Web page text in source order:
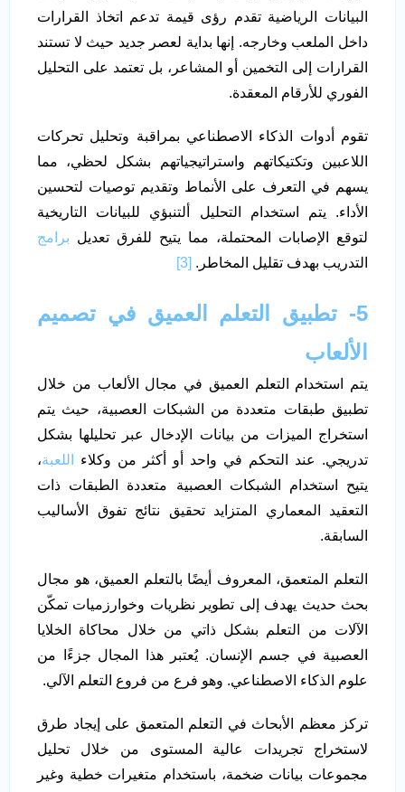
البيانات الرياضية تقدم رؤى قيمة تدعم اتخاذ القرارات
داخل الملعب وخارجه. إنها بداية لعصر جديد حيث لا تستند
القرارات إلى التخمين أو المشاعر، بل تعتمد على التحليل
الفوري للأرقام المعقدة.
تقوم أدوات الذكاء الاصطناعي بمراقبة وتحليل تحركات
اللاعبين وتكتيكاتهم واستراتيجياتهم بشكل لحظي، مما
يسهم في التعرف على الأنماط وتقديم توصيات لتحسين
الأداء. يتم استخدام التحليل ألتنبؤي للبيانات التاريخية
لتوقع الإصابات المحتملة، مما يتيح للفرق تعديل برامج
التدريب بهدف تقليل المخاطر. [3]
5- تطبيق التعلم العميق في تصميم
الألعاب
يتم استخدام التعلم العميق في مجال الألعاب من خلال
تطبيق طبقات متعددة من الشبكات العصبية، حيث يتم
استخراج الميزات من بيانات الإدخال عبر تحليلها بشكل
تدريجي. عند التحكم في واحد أو أكثر من وكلاء
اللعبة،
يتيح استخدام الشبكات العصبية متعددة الطبقات ذات
التعقيد المعماري المتزايد تحقيق نتائج تفوق الأساليب
السابقة.
التعلم المتعمق، المعروف أيضًا بالتعلم العميق، هو مجال
بحث حديث يهدف إلى تطوير نظريات وخوارزميات تمكّن
الآلات من التعلم بشكل ذاتي من خلال محاكاة الخلايا
العصبية في جسم الإنسان. يُعتبر هذا المجال جزءًا من
علوم الذكاء الاصطناعي. وهو فرع من فروع التعلم الآلي.
تركز معظم الأبحاث في التعلم المتعمق على إيجاد طرق
لاستخراج تجريدات عالية المستوى من خلال تحليل
مجموعات بيانات ضخمة، باستخدام متغيرات خطية وغير